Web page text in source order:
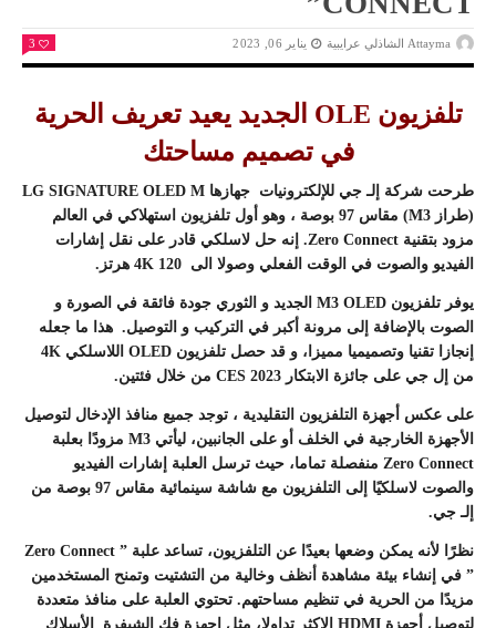
Attayma الشاذلي عرايبية يناير 06, 2023 3
تلفزيون OLE الجديد يعيد تعريف الحرية
في تصميم مساحتك
طرحت شركة إلـ جي للإلكترونيات جهازها LG SIGNATURE OLED M
(طراز M3) مقاس 97 بوصة ، وهو أول تلفزيون استهلاكي في العالم
مزود بتقنية Zero Connect. إنه حل لاسلكي قادر على نقل إشارات
الفيديو والصوت في الوقت الفعلي وصولا الى 4K 120 هرتز.
يوفر تلفزيون M3 OLED الجديد و الثوري جودة فائقة في الصورة و
الصوت بالإضافة إلى مرونة أكبر في التركيب و التوصيل. هذا ما جعله
إنجازا تقنيا وتصميميا مميزا، و قد حصل تلفزيون OLED اللاسلكي 4K
من إل جي على جائزة الابتكار CES 2023 من خلال فئتين.
على عكس أجهزة التلفزيون التقليدية ، توجد جميع منافذ الإدخال لتوصيل
الأجهزة الخارجية في الخلف أو على الجانبين، ليأتي M3 مزودًا بعلبة
Zero Connect منفصلة تماما، حيث ترسل العلبة إشارات الفيديو
والصوت لاسلكيًا إلى التلفزيون مع شاشة سينمائية مقاس 97 بوصة من
إلـ جي.
نظرًا لأنه يمكن وضعها بعيدًا عن التلفزيون، تساعد علبة ” Zero Connect
” في إنشاء بيئة مشاهدة أنظف وخالية من التشتيت وتمنح المستخدمين
مزيدًا من الحرية في تنظيم مساحتهم. تحتوي العلبة على منافذ متعددة
لتوصيل أجهزة HDMI الاكثر تداولا، مثل اجهزة فك الشيفرة الأسلاك